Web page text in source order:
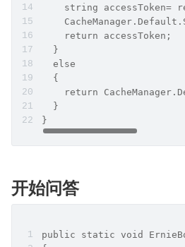
string accessToken=
    return accessToken;
  }
  else
  {
return
  }
}
开始问答
public static void